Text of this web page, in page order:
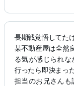
長期戦覚悟してた
某不動産屋は全然
る気が感じられ
行ったら即決まっ
担当のお兄さんも